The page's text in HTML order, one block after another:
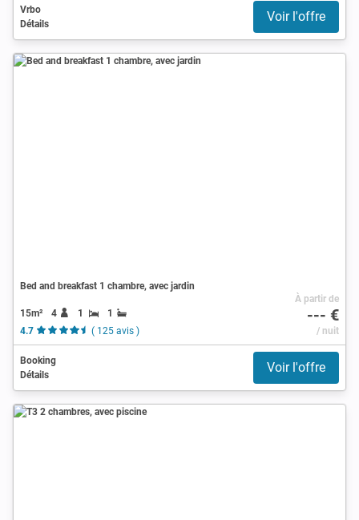
Vrbo
Détails
Voir l'offre
Bed and breakfast 1 chambre, avec jardin
15m² 4 1
1
4.7
( 125 avis )
À partir de
--- €
/ nuit
Booking
Détails
Voir l'offre